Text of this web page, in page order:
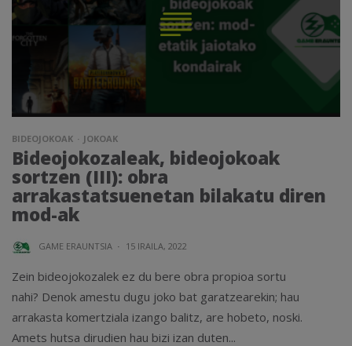
BIDEOJOKOAK JOKOAK
Bideojokozaleak, bideojokoak
sortzen (III): obra
arrakastatsuenetan bilakatu diren
mod-ak
GAME ERAUNTSIA · 15 IRAILA, 2022
Zein bideojokozalek ez du bere obra propioa sortu
nahi? Denok amestu dugu joko bat garatzearekin; hau
arrakasta komertziala izango balitz, are hobeto, noski.
Amets hutsa dirudien hau bizi izan duten...